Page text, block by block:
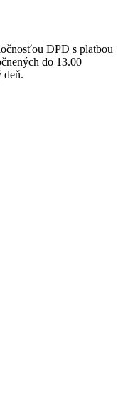
DPD s platbou
do 13.00
deň.